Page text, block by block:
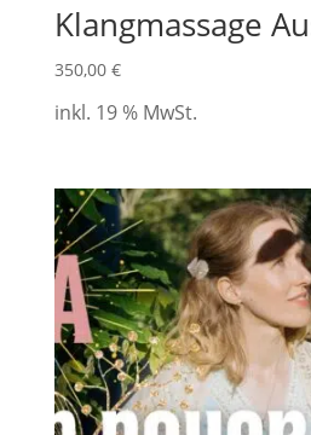
Klangmassage
350,00 €
inkl. 19 % MwSt.